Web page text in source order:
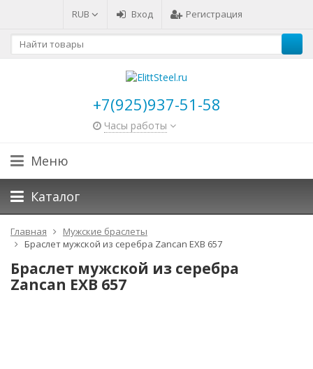
RUB Вход Регистрация
+7(925)937-51-58
Часы работы
Меню
Каталог
Главная
Мужские браслеты
Браслет мужской из серебра Zancan EXB 657
Браслет мужской из серебра
Zancan EXB 657